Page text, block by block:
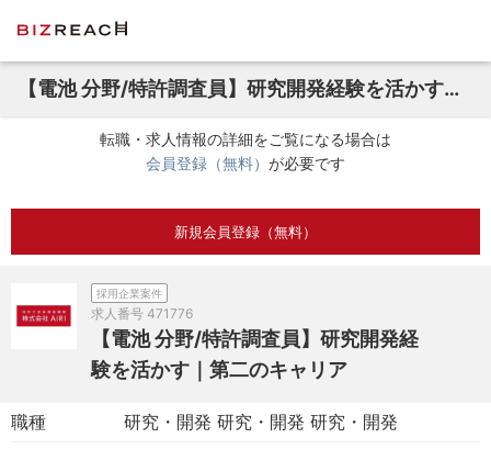
【電池 分野/特許調査員】研究開発経験を活かす｜第二のキャリア
転職・求人情報の詳細をご覧になる場合は
会員登録（無料） が必要です
新規会員登録（無料）
採用企業案件
求人番号 471776
【電池 分野/特許調査員】研究開発経
験を活かす｜第二のキャリア
職種
研究・開発 研究・開発 研究・開発